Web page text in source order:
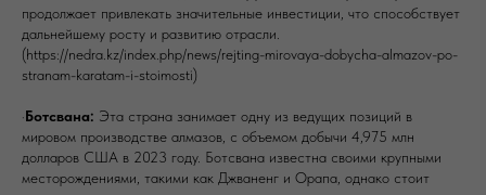
продолжает привлекать значительные инвестиции, что способствует
дальнейшему росту и развитию отрасли.
(https://nedra.kz/index.php/news/rejting-mirovaya-dobycha-almazov-po-
stranam-karatam-i-stoimosti)
·Ботсвана: Эта страна занимает одну из ведущих позиций в
мировом производстве алмазов, с объемом добычи 4,975 млн
долларов США в 2023 году. Ботсвана известна своими крупными
месторождениями, такими как Джваненг и Орапа, однако стоит